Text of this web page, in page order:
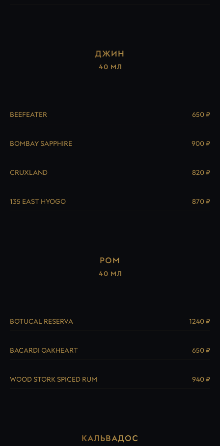
ДЖИН
40 МЛ
BEEFEATER 650 ₽
BOMBAY SAPPHIRE 900 ₽
CRUXLAND 820 ₽
135 EAST HYOGO 870 ₽
РОМ
40 МЛ
BOTUCAL RESERVA 1240 ₽
BACARDI OAKHEART 650 ₽
WOOD STORK SPICED RUM 940 ₽
КАЛЬВАДОС